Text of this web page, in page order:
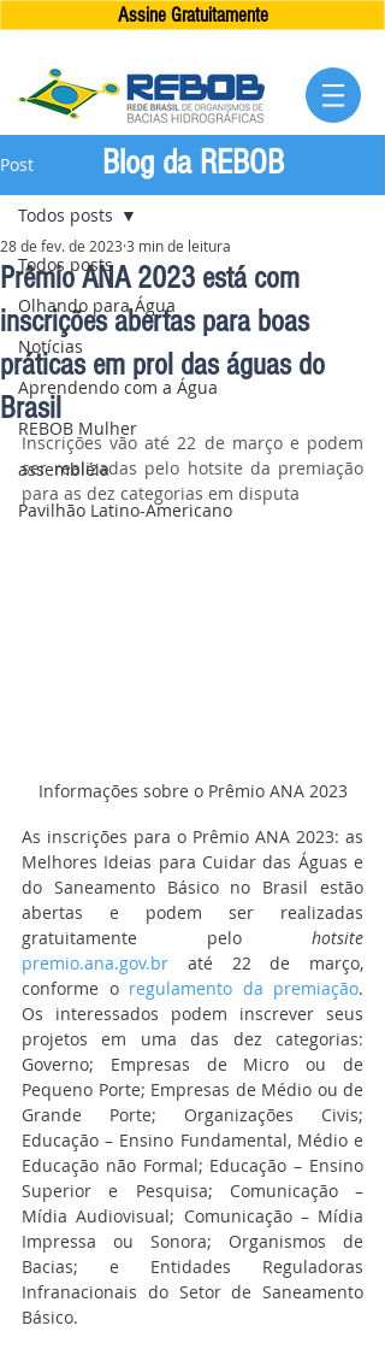
Assine Gratuitamente
Post
Todos posts
Olhando para Água
Notícias
Aprendendo com a Água
REBOB Mulher
assembléia
Pavilhão Latino-Americano
Todos posts
Prêmio ANA 2023 está com
inscrições abertas para boas
práticas em prol das águas do
Brasil
28 de fev. de 2023 3 min de leitura
Inscrições vão até 22 de março e podem
ser realizadas pelo hotsite da premiação
para as dez categorias em disputa
Informações sobre o Prêmio ANA 2023
As inscrições para o Prêmio ANA 2023: as
Melhores Ideias para Cuidar das Águas e
do Saneamento Básico no Brasil estão
abertas e podem ser realizadas
gratuitamente pelo hotsite
premio.ana.gov.br até 22 de março,
conforme o regulamento da premiação.
Os interessados podem inscrever seus
projetos em uma das dez categorias:
Governo; Empresas de Micro ou de
Pequeno Porte; Empresas de Médio ou de
Grande Porte; Organizações Civis;
Educação – Ensino Fundamental, Médio e
Educação não Formal; Educação – Ensino
Superior e Pesquisa; Comunicação –
Mídia Audiovisual; Comunicação – Mídia
Impressa ou Sonora; Organismos de
Bacias; e Entidades Reguladoras
Infranacionais do Setor de Saneamento
Básico.
Blog da REBOB